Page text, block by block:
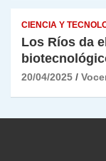
CIENCIA Y
Los Ríos da
20/04/2025